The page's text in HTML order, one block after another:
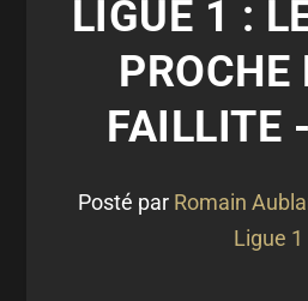
LIGUE 1 :
PROCHE
FAILLITE
Posté par Romain
Ligue 1